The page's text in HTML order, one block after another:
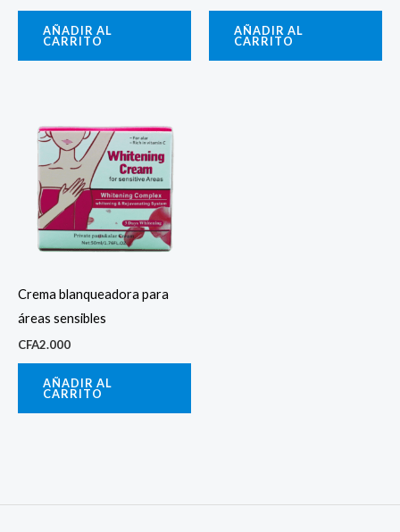
AÑADIR AL
CARRITO
AÑADIR AL
CARRITO
Crema blanqueadora para
áreas sensibles
CFA2.000
AÑADIR AL
CARRITO